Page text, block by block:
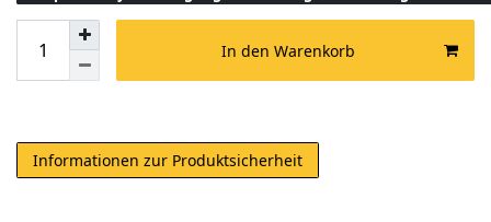
In den Warenkorb
Informationen zur Produktsicherheit